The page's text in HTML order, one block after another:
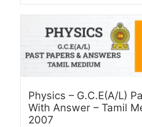
Physics – G.C.E(A/L)
With Answer – Tamil
2007